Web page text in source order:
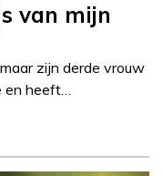
van mijn
zijn derde vrouw
en heeft…